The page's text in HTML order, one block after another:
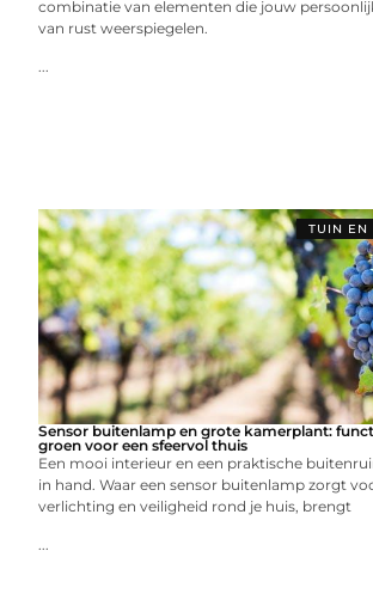
combinatie van elementen die jouw
van rust weerspiegelen.
...
TUIN EN
Sensor buitenlamp en grote kamerplant:
groen voor een sfeervol thuis
Een mooi interieur en een praktische
in hand. Waar een sensor buitenlamp zorgt
verlichting en veiligheid rond je huis, brengt
...